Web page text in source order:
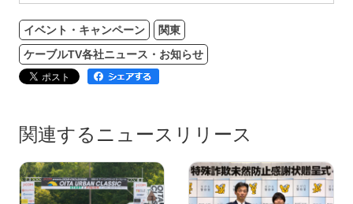
イベント・キャンペーン
関東
ケーブルTV各社ニュース・お知らせ
関連するニュースリリース